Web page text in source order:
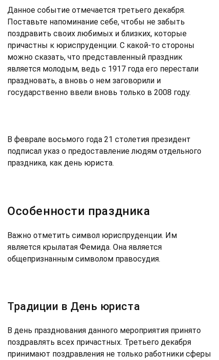
Данное событие отмечается третьего декабря.
Поставьте напоминание себе, чтобы не забыть
поздравить своих любимых и близких, которые
причастны к юриспруденции. С какой-то стороны
можно сказать, что представленный праздник
является молодым, ведь с 1917 года его перестали
праздновать, а вновь о нем заговорили и
государственно ввели вновь только в 2008 году.
В феврале восьмого года 21 столетия президент
подписал указ о предоставление людям отдельного
праздника, как день юриста.
Особенности праздника
Важно отметить символ юриспруденции. Им
является крылатая Фемида. Она является
общепризнанным символом правосудия.
Традиции в День юриста
В день празднования данного мероприятия принято
поздравлять всех причастных. Третьего декабря
принимают поздравления не только работники сферы